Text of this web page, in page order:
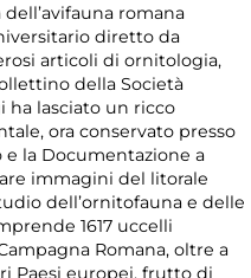
romana
diretto da
articoli di ornitologia,
della Società
ha lasciato un ricco
ora conservato presso
e la Documentazione a
immagini del litorale
dell’ornitofauna e delle
1617 uccelli
Romana, oltre a
Paesi europei, frutto di